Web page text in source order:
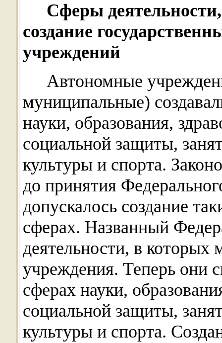
Сферы
создание
учреждений
Автономные
муниципальные)
науки, образования,
социальной защиты,
культуры и спорта.
до принятия
допускалось создание
сферах. Названный
деятельности, в которых
учреждения. Теперь они
сферах науки,
социальной защиты,
культуры и спорта.